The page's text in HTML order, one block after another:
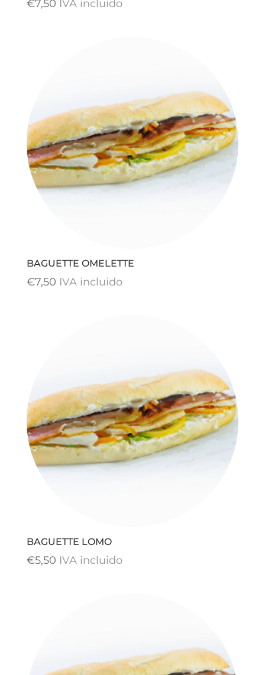
€7,50 IVA incluido
BAGUETTE OMELETTE
€7,50 IVA incluido
BAGUETTE LOMO
€5,50 IVA incluido